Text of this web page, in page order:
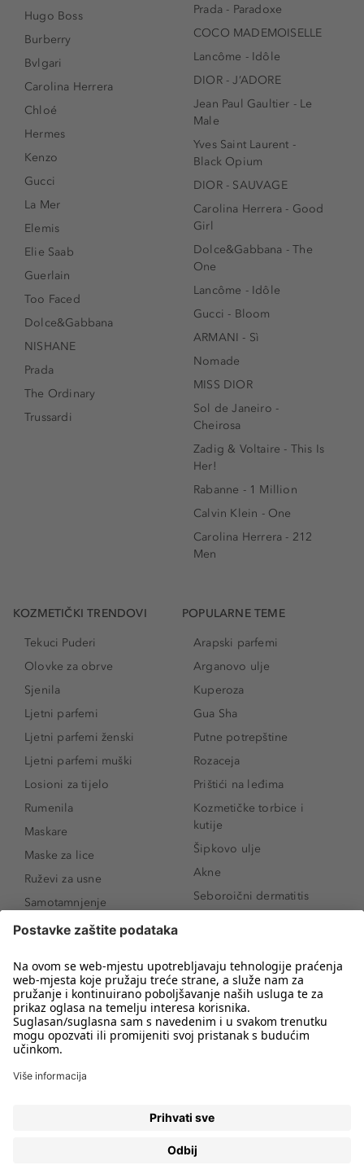
Hugo Boss
Burberry
Bvlgari
Carolina Herrera
Chloé
Hermes
Kenzo
Gucci
La Mer
Elemis
Elie Saab
Guerlain
Too Faced
Dolce&Gabbana
NISHANE
Prada
The Ordinary
Trussardi
Prada - Paradoxe
COCO MADEMOISELLE
Lancôme - Idôle
DIOR - J’ADORE
Jean Paul Gaultier - Le
Male
Yves Saint Laurent -
Black Opium
DIOR - SAUVAGE
Carolina Herrera - Good
Girl
Dolce&Gabbana - The
One
Lancôme - Idôle
Gucci - Bloom
ARMANI - Sì
Nomade
MISS DIOR
Sol de Janeiro -
Cheirosa
Zadig & Voltaire - This Is
Her!
Rabanne - 1 Million
Calvin Klein - One
Carolina Herrera - 212
Men
KOZMETIČKI TRENDOVI
Tekuci Puderi
Olovke za obrve
Sjenila
Ljetni parfemi
Ljetni parfemi ženski
Ljetni parfemi muški
Losioni za tijelo
Rumenila
Maskare
Maske za lice
Ruževi za usne
Samotamnjenje
Puderi
Proizvodi za obrve
Sunce i zaštita
Serumi za lice
Proizvodi za čišćenje lica
POPULARNE TEME
Arapski parfemi
Arganovo ulje
Kuperoza
Gua Sha
Putne potrepštine
Rozaceja
Prištići na leđima
Kozmetičke torbice i
kutije
Šipkovo ulje
Akne
Seboroični dermatitis
Novo
Koji mi parfem
odgovara?
Kako našminkati oči da
Kako ukloniti mitesere
Hijaluronska krema